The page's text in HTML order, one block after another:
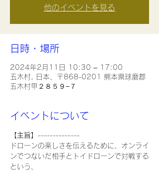
他のイベントを見る
日時・場所
2024年2月11日 10:30 – 17:00
五木村, 日本、〒868-0201 熊本県球磨郡
五木村甲２８５９−７
イベントについて
【主旨】 --------------
ドローンの楽しさを伝えるために、オンライ
ンでつないだ相手とトイドローンで対戦する
という、